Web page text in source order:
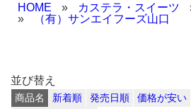
HOME » カステラ・スイーツ
»
（有）サンエイフーズ山口
並び替え
商品名 新着順 発売日順 価格が安い